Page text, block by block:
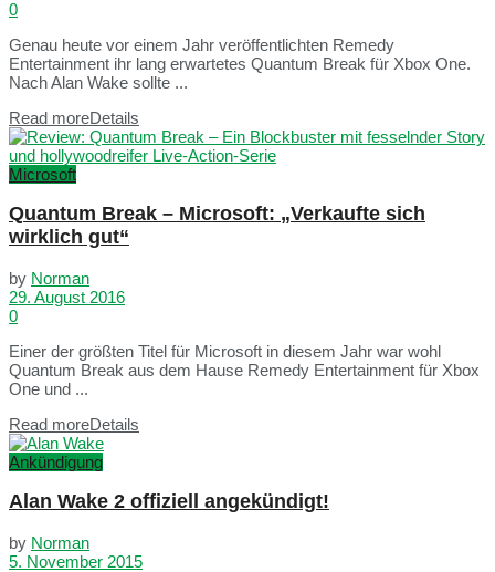
0
Genau heute vor einem Jahr veröffentlichten Remedy
Entertainment ihr lang erwartetes Quantum Break für Xbox One.
Nach Alan Wake sollte ...
Read moreDetails
Microsoft
Quantum Break – Microsoft: „Verkaufte sich
wirklich gut“
by Norman
29. August 2016
0
Einer der größten Titel für Microsoft in diesem Jahr war wohl
Quantum Break aus dem Hause Remedy Entertainment für Xbox
One und ...
Read moreDetails
Ankündigung
Alan Wake 2 offiziell angekündigt!
by Norman
5. November 2015